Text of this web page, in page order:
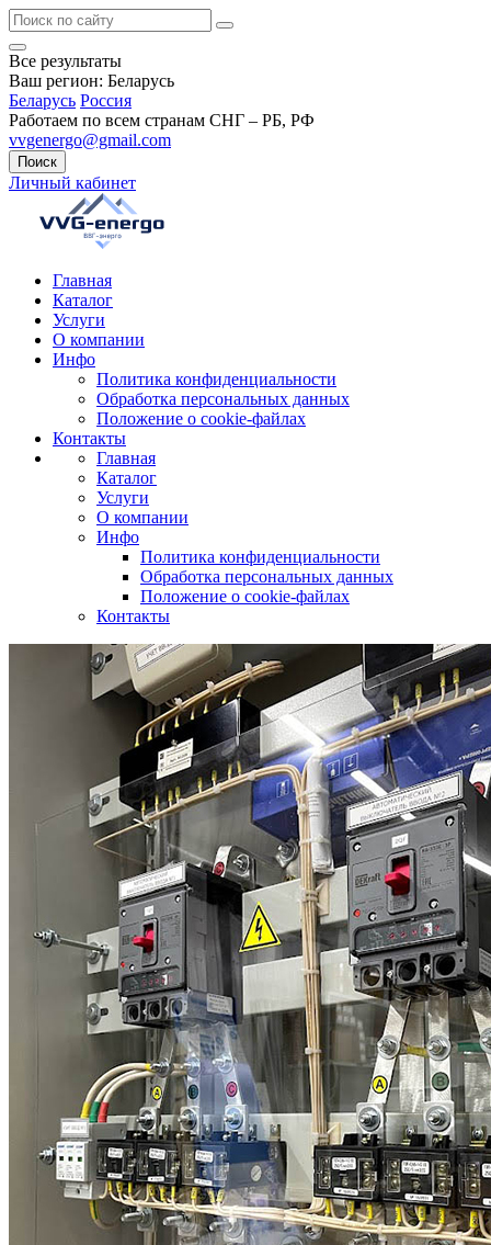
Все результаты
Ваш регион: Беларусь
Беларусь Россия
Работаем по всем странам СНГ – РБ, РФ
vvgenergo@gmail.com
Поиск
Личный кабинет
Главная
Каталог
Услуги
О компании
Инфо
Политика конфиденциальности
Обработка персональных данных
Положение о cookie-файлах
Контакты
Главная
Каталог
Услуги
О компании
Инфо
Политика конфиденциальности
Обработка персональных данных
Положение о cookie-файлах
Контакты